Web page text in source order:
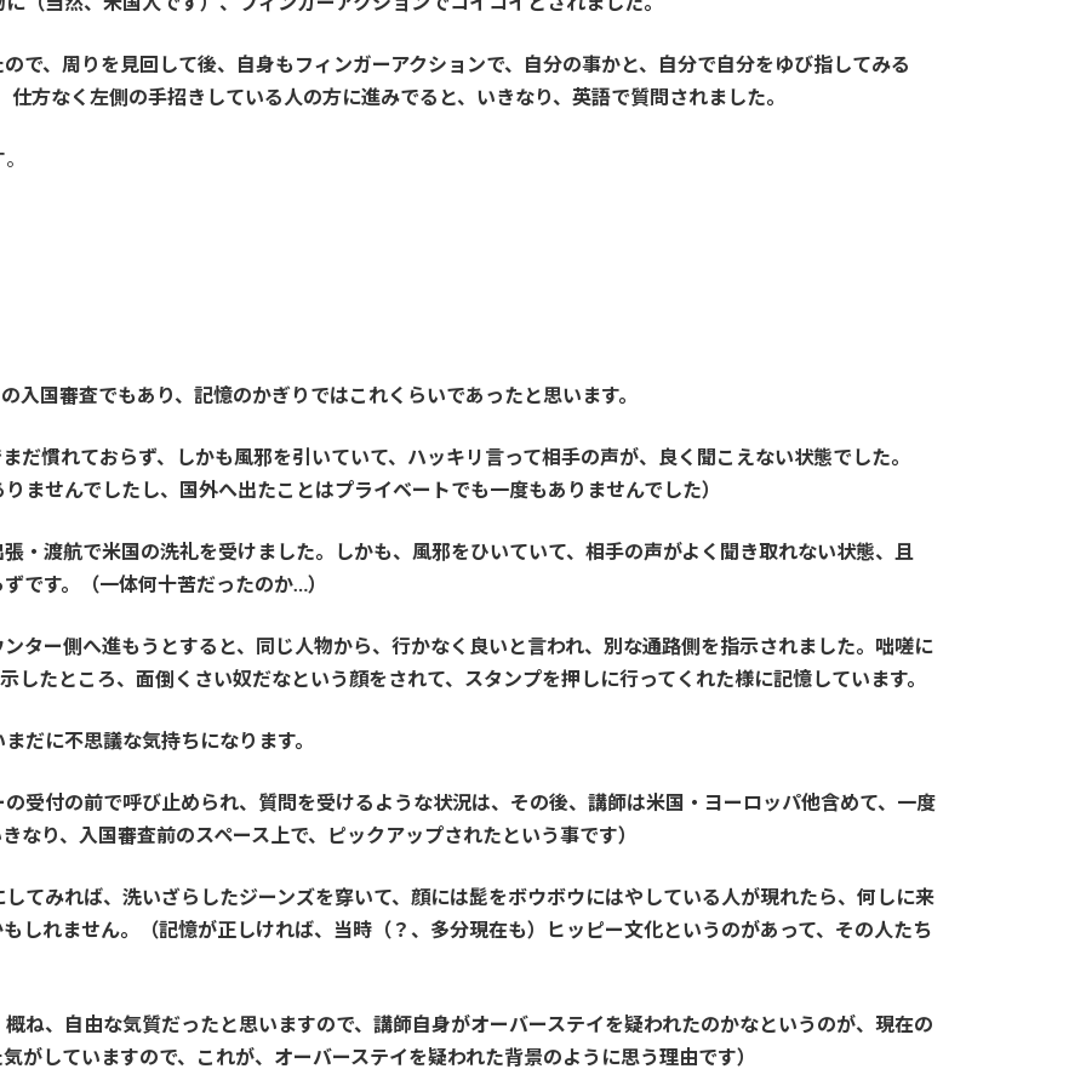
で、周りを見回して後、自身もフィンガーアクションで、自分の事かと、自分で自分をゆび指してみる
仕方なく左側の手招きしている人の方に進みでると、いきなり、英語で質問されました。
。
入国審査でもあり、記憶のかぎりではこれくらいであったと思います。
だ慣れておらず、しかも風邪を引いていて、ハッキリ言って相手の声が、良く聞こえない状態でした。
ませんでしたし、国外へ出たことはプライベートでも一度もありませんでした）
・渡航で米国の洗礼を受けました。しかも、風邪をひいていて、相手の声がよく聞き取れない状態、且
です。（一体何十苦だったのか…）
ター側へ進もうとすると、同じ人物から、行かなく良いと言われ、別な通路側を指示されました。咄嗟に
したところ、面倒くさい奴だなという顔をされて、スタンプを押しに行ってくれた様に記憶しています。
だに不思議な気持ちになります。
の受付の前で呼び止められ、質問を受けるような状況は、その後、講師は米国・ヨーロッパ他含めて、一度
なり、入国審査前のスペース上で、ピックアップされたという事です）
てみれば、洗いざらしたジーンズを穿いて、顔には髭をボウボウにはやしている人が現れたら、何しに来
しれません。（記憶が正しければ、当時（？、多分現在も）ヒッピー文化というのがあって、その人たち
ね、自由な気質だったと思いますので、講師自身がオーバーステイを疑われたのかなというのが、現在の
がしていますので、これが、オーバーステイを疑われた背景のように思う理由です）